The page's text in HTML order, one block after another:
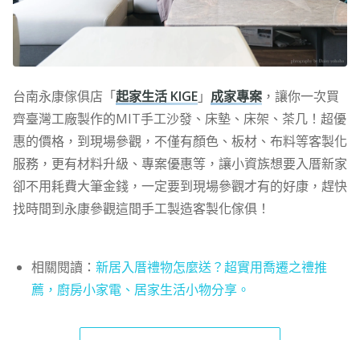
台南永康傢俱店「起家生活 KIGE」 成家專案，讓你一次買
齊臺灣工廠製作的MIT手工沙發、床墊、床架、茶几！超優
惠的價格，到現場參觀，不僅有顏色、板材、布料等客製化
服務，更有材料升級、專案優惠等，讓小資族想要入厝新家
卻不用耗費大筆金錢，一定要到現場參觀才有的好康，趕快
找時間到永康參觀這間手工製造客製化傢俱！
相關閱讀： 新居入厝禮物怎麼送？超實用喬遷之禮推
薦，廚房小家電、居家生活小物分享。